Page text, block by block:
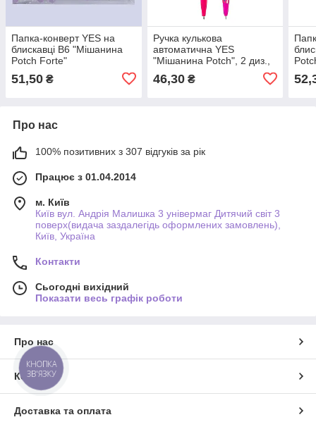
Папка-конверт YES на
блискавці B6 "Мішанина
Potch Forte"
51,50 ₴
Ручка кулькова
автоматична YES
"Мішанина Potch", 2 диз.,
46,30₴
Про нас
100% позитивних з 307 відгуків за рік
Працює з 01.04.2014
м. Київ
Київ вул. Андрія Малишка 3 універмаг Дитячий світ 3
поверх(видача заздалегідь оформлених замовлень),
Київ, Україна
Контакти
Сьогодні вихідний
Показати весь графік роботи
Про нас
Контакти
Доставка та оплата
КНОПКА
ЗВ'ЯЗКУ